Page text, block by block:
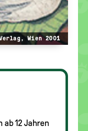
Wien 2001
ab 12 Jahren